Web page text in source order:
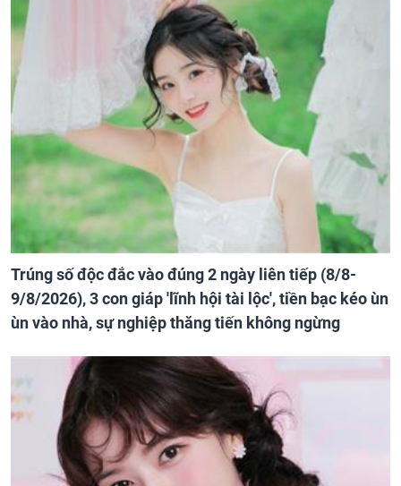
Trúng số độc đắc vào đúng 2 ngày liên tiếp (8/8-
9/8/2026), 3 con giáp 'lĩnh hội tài lộc', tiền bạc kéo ùn
ùn vào nhà, sự nghiệp thăng tiến không ngừng